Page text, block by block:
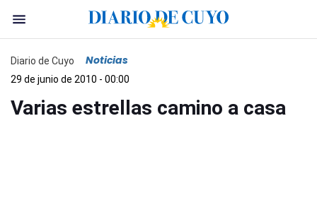
Diario de Cuyo Noticias
29 de junio de 2010 - 00:00
Varias estrellas camino a casa